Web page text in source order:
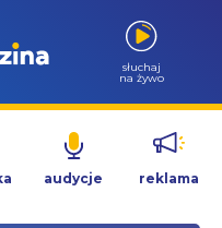
słuchaj
na żywo
audycje reklama